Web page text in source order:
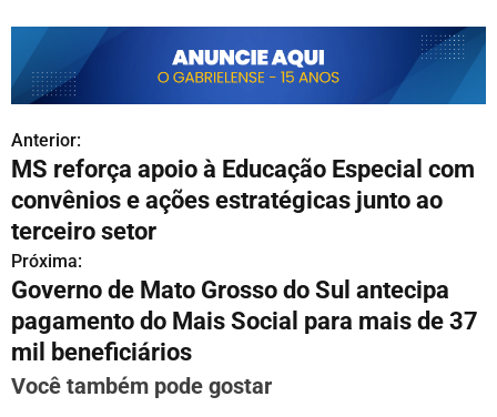
N
a
v
e
g
a
ç
Anterior:
MS reforça apoio à Educação Especial com
convênios e ações estratégicas junto ao
terceiro setor
Próxima:
Governo de Mato Grosso do Sul antecipa
pagamento do Mais Social para mais de 37
mil beneficiários
Você também pode gostar